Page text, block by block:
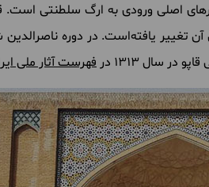
نامی دوره صفوی بر سردر آن نوشته شده یکی از 7 سردرهای
یافته‌است. در دوره ناصرالدین
سال 1313 در
فهرست آثار ملی